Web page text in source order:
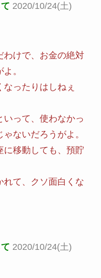
2020/10/24(土)
わけで、お金の絶対
。
ったりはしねぇ
って、使わなかっ
ないだろうがよ。
に移動しても、預貯
れて、クソ面白くな
2020/10/24(土)